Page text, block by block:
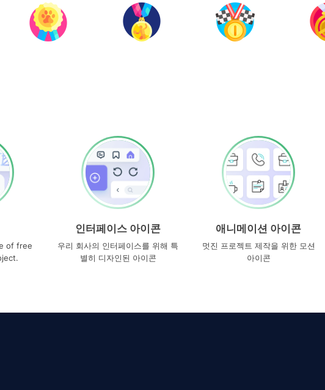
of free
인터페이스 아이콘
우리 회사의 인터페이스를 위해 특
별히 디자인된 아이콘
애니메이션 아이콘
멋진 프로젝트 제작을 위한 모션
아이콘